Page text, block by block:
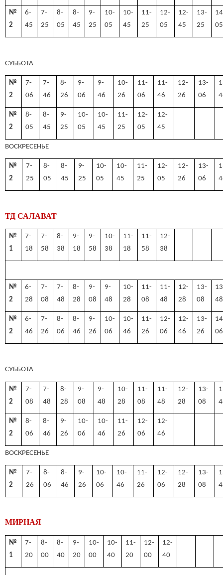
№
2
6-
45
7-
25
8-
05
8-
45
9-
25
10-
05
10-
45
11-
25
12-
05
12-
45
13-
25
05
СУББОТА
№
2
7-
06
7-
46
8-
26
9-
06
9-
46
10-
26
11-
06
11-
46
12-
26
13-
06
№
2
8-
05
8-
45
9-
25
10-
05
10-
45
11-
25
12-
05
12-
45
ВОСКРЕСЕНЬЕ
№
2
7-
25
8-
05
8-
45
9-
25
10-
05
10-
45
11-
25
12-
05
12-
26
13-
06
ТД САЛАВАТ
№
1
7-
18
7-
58
8-
38
9-
18
9-
58
10-
38
11-
18
11-
58
12-
38
№
2
6-
28
7-
08
7-
48
8-
28
9-
08
9-
48
10-
28
11-
08
11-
48
12-
28
13-
08
48
№
2
6-
46
7-
26
8-
06
8-
46
9-
26
10-
06
10-
46
11-
26
12-
06
12-
46
13-
26
06
СУББОТА
№
2
7-
08
7-
48
8-
28
9-
08
9-
48
10-
28
11-
08
11-
48
12-
28
13-
08
№
2
8-
06
8-
46
9-
26
10-
06
10-
46
11-
26
12-
06
12-
46
ВОСКРЕСЕНЬЕ
№
2
7-
26
8-
06
8-
46
9-
26
10-
06
10-
46
11-
26
12-
06
12-
28
13-
08
МИРНАЯ
№
1
7-
20
8-
00
8-
40
9-
20
10-
00
10-
40
11-
20
12-
00
12-
40